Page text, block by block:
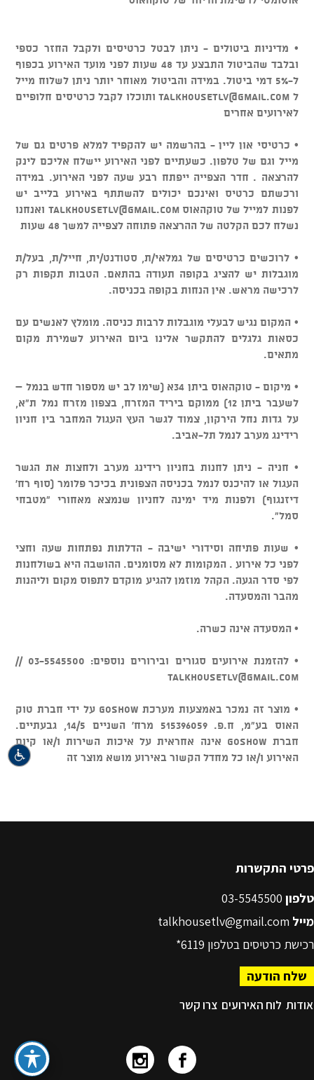
פרטי התקשרות
טלפון
מייל talkhousetlv@gmail.com
רכישת כרטיסים בטלפון 6119*
שלח הודעה
אודות לוח האירועים צרו קשר